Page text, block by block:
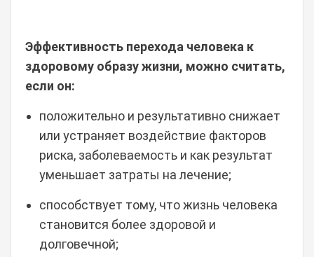
Эффективность перехода человека к
здоровому образу жизни, можно считать,
если он:
положительно и результативно снижает
или устраняет воздействие факторов
риска, заболеваемость и как результат
уменьшает затраты на лечение;
способствует тому, что жизнь человека
становится более здоровой и
долговечной;